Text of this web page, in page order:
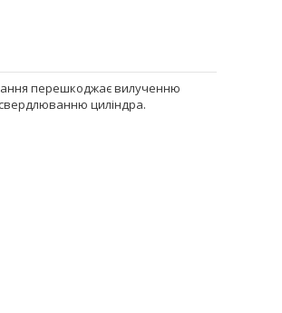
перешкоджає вилученню
циліндра.